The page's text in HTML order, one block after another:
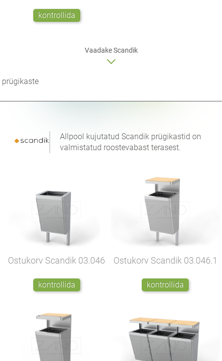
kontrollida
Vaadake Scandik
prügikaste
Allpool kujutatud Scandik prügikastid on
valmistatud roostevabast terasest.
Ostukorv Scandik 03.046
kontrollida
Ostukorv Scandik 03.046.1
kontrollida